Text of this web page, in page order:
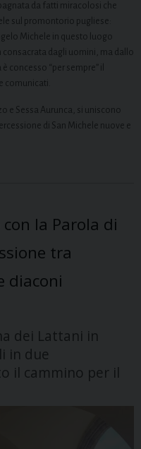
da fatti miracolosi che
sul promontorio pugliese:
Michele in questo luogo
consacrata dagli uomini, ma dallo
concesso “per sempre” il
comunicati.
e Sessa Aurunca, si uniscono
di San Michele nuove e
la Parola di
tra
diaconi
dei Lattani in
in due
il cammino per il